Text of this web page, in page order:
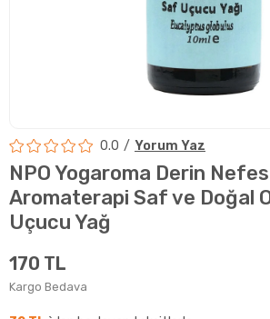
0.0 Yorum Yaz
NPO Yogaroma Derin
Aromaterapi Saf ve Doğal
Uçucu Yağ
170 TL
Kargo Bedava